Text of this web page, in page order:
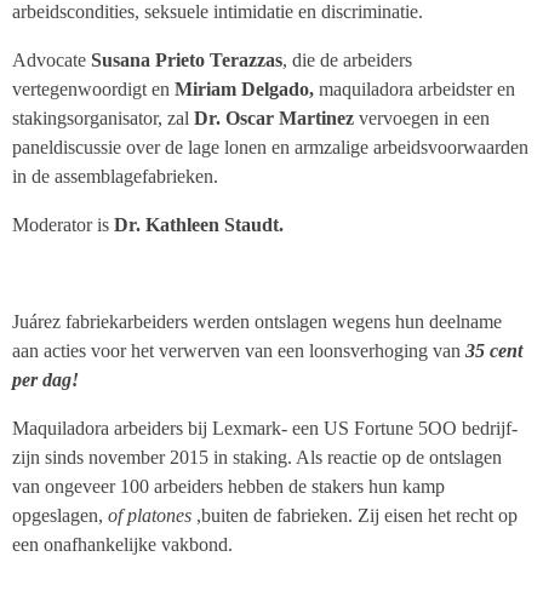
arbeidscondities, seksuele intimidatie en discriminatie.
Advocate Susana Prieto Terazzas, die de arbeiders
vertegenwoordigt en Miriam Delgado, maquiladora arbeidster en
stakingsorganisator, zal Dr. Oscar Martinez vervoegen in een
paneldiscussie over de lage lonen en armzalige arbeidsvoorwaarden
in de assemblagefabrieken.
Moderator is Dr. Kathleen Staudt.
Juárez fabriekarbeiders werden ontslagen wegens hun deelname
aan acties voor het verwerven van een loonsverhoging van 35 cent
per dag!
Maquiladora arbeiders bij Lexmark- een US Fortune 5OO bedrijf-
zijn sinds november 2015 in staking. Als reactie op de ontslagen
van ongeveer 100 arbeiders hebben de stakers hun kamp
opgeslagen, of platones ,buiten de fabrieken. Zij eisen het recht op
een onafhankelijke vakbond.